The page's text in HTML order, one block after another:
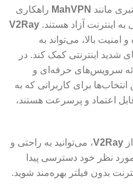
مانند MahVPN راهکاری
اینترنت آزاد هستند. V2Ray
امنیت بالا، می‌تواند به
شدید اینترنتی کمک کند. در
سرویس‌های حرفه‌ای و
انتخاب‌ها برای کاربرانی که به
اعتماد و پرسرعت هستند،
V2Ray، می‌توانید به راحتی و
مورد نظر خود دسترسی پیدا
بدون فیلتر بهره‌مند شوید.